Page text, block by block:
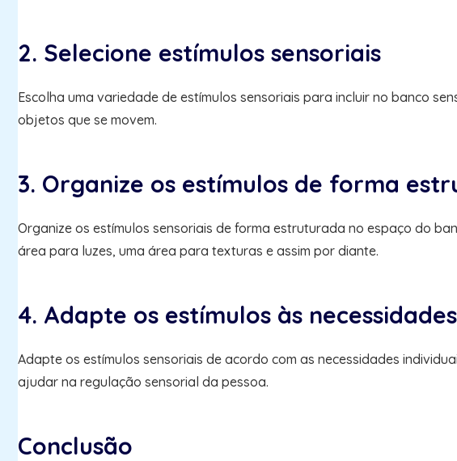
2. Selecione estímulos sensoriais
Escolha uma variedade de estímulos sensoriais para incluir no banco
objetos que se movem.
3. Organize os estímulos de forma
Organize os estímulos sensoriais de forma estruturada no espaço do
área para luzes, uma área para texturas e assim por diante.
4. Adapte os estímulos às
Adapte os estímulos sensoriais de acordo com as necessidades
ajudar na regulação sensorial da pessoa.
Conclusão